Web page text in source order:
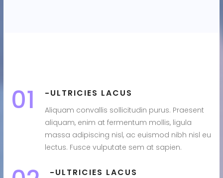
01 ULTRICIES LACUS
Aliquam convallis sollicitudin purus. Praesent
aliquam, enim at fermentum mollis, ligula
massa adipiscing nisl, ac euismod nibh nisl eu
lectus. Fusce vulputate sem at sapien.
ULTRICIES LACUS